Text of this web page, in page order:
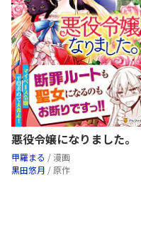
悪役令嬢になりました。
甲羅まる / 漫画
黒田悠月 / 原作